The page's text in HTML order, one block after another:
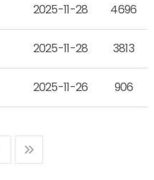
2025-11-28 4696
2025-11-28 3813
2025-11-26 906